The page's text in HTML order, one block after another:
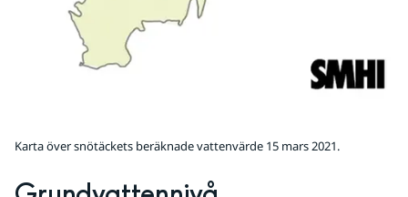
Karta över snötäckets beräknade vattenvärde 15 mars 2021.